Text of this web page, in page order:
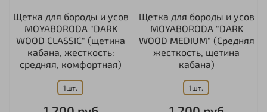
Щетка для бороды и усов
MOYABORODA "DARK
WOOD CLASSIC" (щетина
кабана, жесткость:
средняя, комфортная)
1шт.
Щетка для бороды и усов
MOYABORODA "DARK
WOOD MEDIUM" (Средняя
жесткость, щетина
кабана)
1шт.